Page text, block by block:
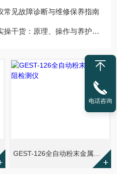
常见故障诊断与维修保养指南
干货：原理、操作与养护技巧
GEST-126全自动粉末金属电阻检测仪
电话咨询